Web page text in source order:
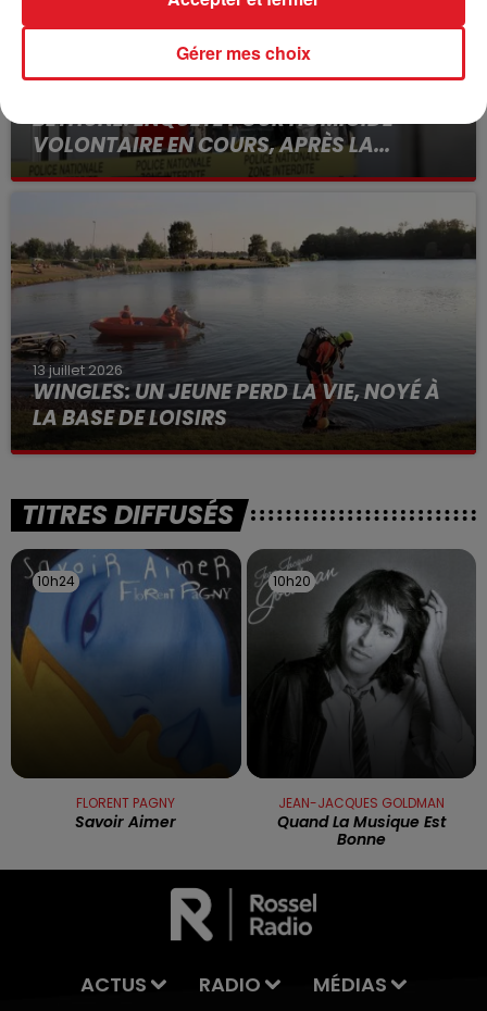
BÉTHUNE: ENQUÊTE POUR HOMICIDE
VOLONTAIRE EN COURS, APRÈS LA...
Selon les premiers éléments, le logement servait
13 juillet 2026
WINGLES: UN JEUNE PERD LA VIE, NOYÉ À
LA BASE DE LOISIRS
La victime a coulé à pic
TITRES DIFFUSÉS
10h24
10h24
FLORENT PAGNY
Savoir Aimer
10h20
10h20
JEAN-JACQUES GOLDMAN
Quand La Musique Est
Bonne
ACTUS RADIO MÉDIAS
Gérer mes choix